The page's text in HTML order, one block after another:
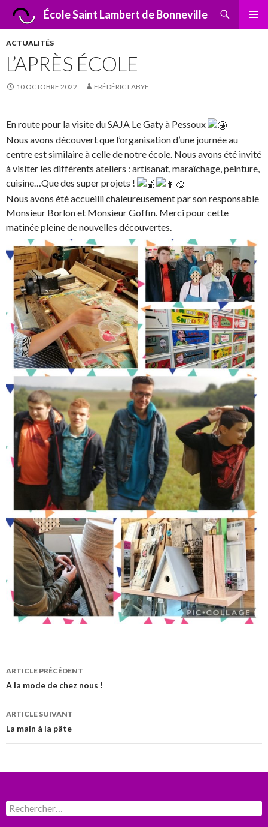
École Saint Lambert de Bonneville
Recherche
ALLER
ACTUALITÉS
L’APRÈS ÉCOLE
10 OCTOBRE 2022 FRÉDÉRIC LABYE
En route pour la visite du SAJA Le Gaty à Pessoux
Nous avons découvert que l’organisation d’une journée au
centre est similaire à celle de notre école. Nous avons été invité
à visiter les différents ateliers : artisanat, maraîchage, peinture,
cuisine…Que des super projets !
Nous avons été accueilli chaleureusement par son responsable
Monsieur Borlon et Monsieur Goffin. Merci pour cette
matinée pleine de nouvelles découvertes.
Navigation
des
articles
ARTICLE PRÉCÉDENT
A la mode de chez nous !
ARTICLE SUIVANT
La main à la pâte
Rechercher :